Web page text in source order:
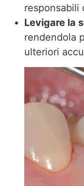
responsabili
Levigare la
rendendola
ulteriori